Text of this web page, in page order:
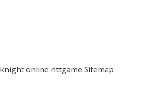
knight online nttgame Sitemap